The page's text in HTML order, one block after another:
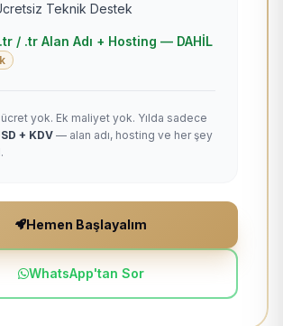
Teknik Destek
/ .tr Alan Adı + Hosting — DAHİL
yok. Ek maliyet yok. Yılda sadece
+ KDV— alan adı, hosting ve her şey
Hemen Başlayalım
WhatsApp'tan Sor